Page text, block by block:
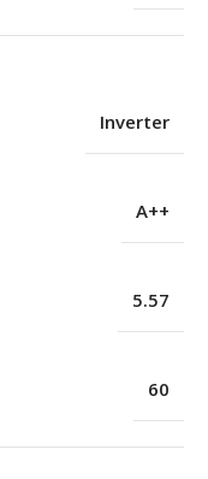
Inverter
A++
5.57
60